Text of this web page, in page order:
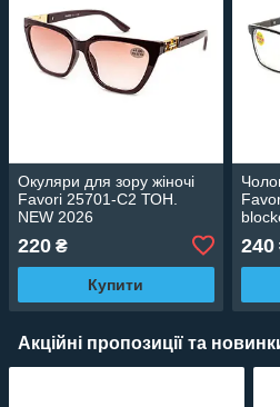
Окуляри для зору жіночі
Favori 25701-C2 ТОН.
NEW 2026
220 ₴
Купити
240
Акційні пропозиції та